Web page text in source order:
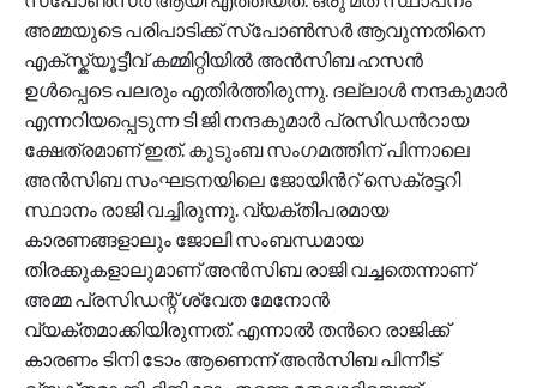
അമ്മയുടെ പരിപാടിക്ക് സ്പോണ്‍സര്‍ ആവുന്നതിനെ
എക്സ്ക്യൂട്ടീവ് കമ്മിറ്റിയില്‍ അന്‍സിബ ഹസന്‍
ഉള്‍പ്പെടെ പലരും എതിര്‍ത്തിരുന്നു. ദല്ലാള്‍ നന്ദകുമാര്‍
എന്നറിയപ്പെടുന്ന ടി ജി നന്ദകുമാര്‍ പ്രസിഡന്‍റായ
ക്ഷേത്രമാണ് ഇത്. കുടുംബ സംഗമത്തിന് പിന്നാലെ
അന്‍സിബ സംഘടനയിലെ ജോയിന്‍റ് സെക്രട്ടറി
സ്ഥാനം രാജി വച്ചിരുന്നു. വ്യക്തിപരമായ
കാരണങ്ങളാലും ജോലി സംബന്ധമായ
തിരക്കുകളാലുമാണ് അൻസിബ രാജി വച്ചതെന്നാണ്
അമ്മ പ്രസിഡന്റ് ശ്വേത മേനോൻ
വ്യക്തമാക്കിയിരുന്നത്. എന്നാല്‍ തന്‍റെ രാജിക്ക്
കാരണം ടിനി ടോം ആണെന്ന് അന്‍സിബ പിന്നീട്